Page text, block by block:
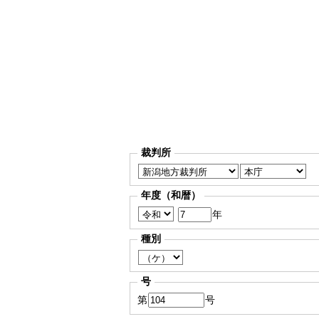
裁判所
年度（和暦）
年
種別
号
第
号